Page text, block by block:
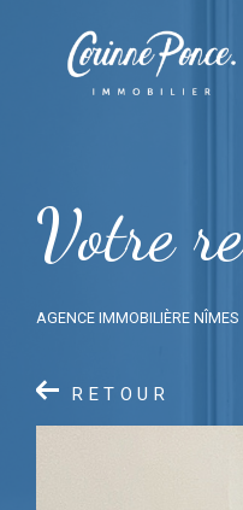
Votre re
AGENCE IMMOBILIÈRE NÎMES
RETOUR